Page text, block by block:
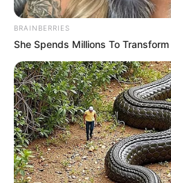
BRAINBERRIES
She Spends Millions To